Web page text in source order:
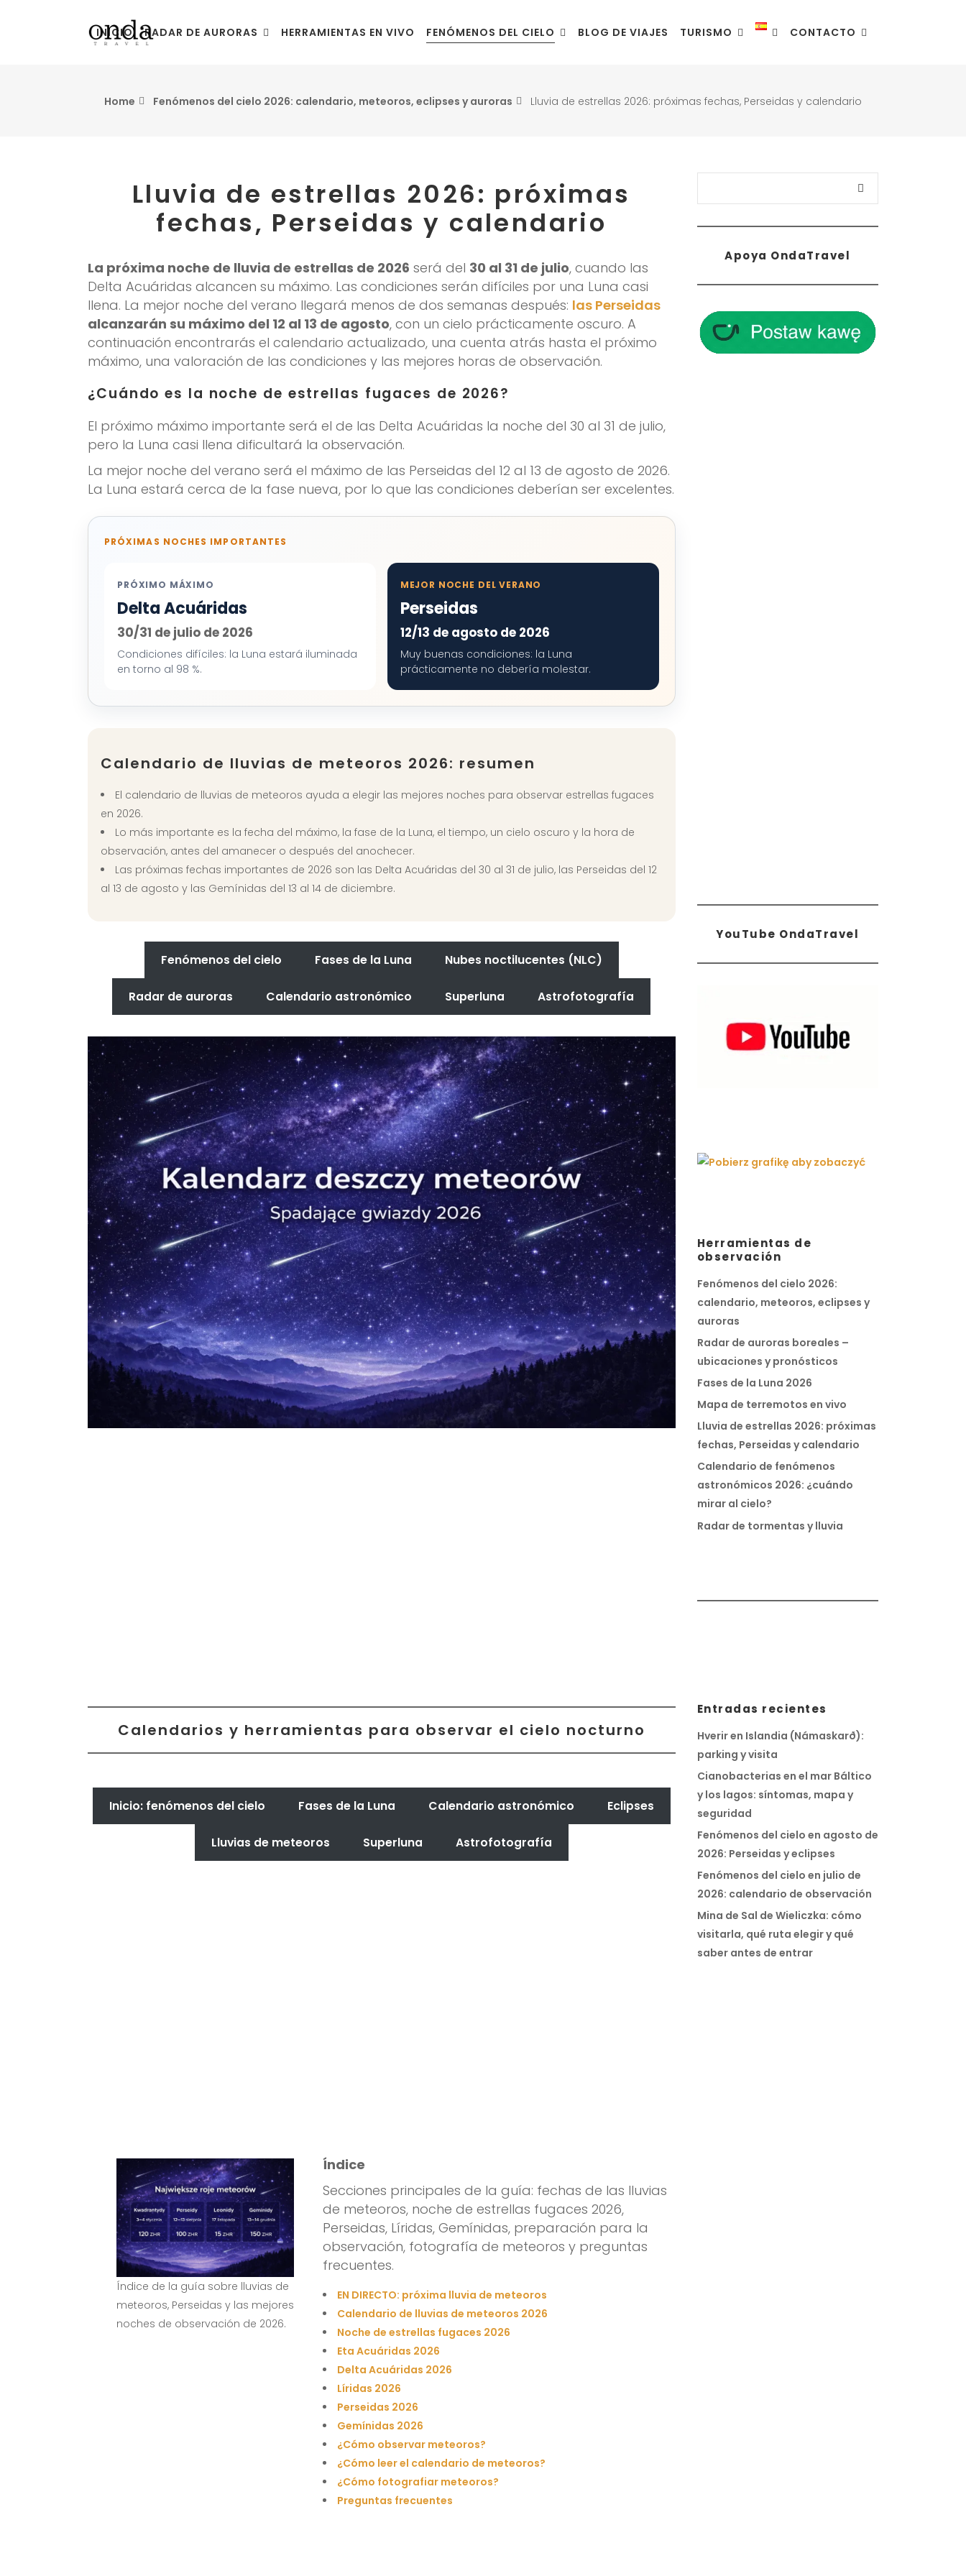
INICIO RADAR DE AURORAS HERRAMIENTAS EN VIVO FENÓMENOS DEL CIELO BLOG DE VIAJES TURISMO CONTACTO
Home Fenómenos del cielo 2026: calendario, meteoros, eclipses y auroras Lluvia de estrellas 2026: próximas fechas, Perseidas y calendario
Lluvia de estrellas 2026: próximas
fechas, Perseidas y calendario
La próxima noche de lluvia de estrellas de 2026 será del 30 al 31 de julio, cuando las
Delta Acuáridas alcancen su máximo. Las condiciones serán difíciles por una Luna casi
llena. La mejor noche del verano llegará menos de dos semanas después: las Perseidas
alcanzarán su máximo del 12 al 13 de agosto, con un cielo prácticamente oscuro. A
continuación encontrarás el calendario actualizado, una cuenta atrás hasta el próximo
máximo, una valoración de las condiciones y las mejores horas de observación.
¿Cuándo es la noche de estrellas fugaces de 2026?
El próximo máximo importante será el de las Delta Acuáridas la noche del 30 al 31 de julio,
pero la Luna casi llena dificultará la observación.
La mejor noche del verano será el máximo de las Perseidas del 12 al 13 de agosto de 2026.
La Luna estará cerca de la fase nueva, por lo que las condiciones deberían ser excelentes.
PRÓXIMAS NOCHES IMPORTANTES
PRÓXIMO MÁXIMO
Delta Acuáridas
30/31 de julio de 2026
Condiciones difíciles: la Luna estará iluminada
en torno al 98 %.
MEJOR NOCHE DEL VERANO
Perseidas
12/13 de agosto de 2026
Muy buenas condiciones: la Luna
prácticamente no debería molestar.
Calendario de lluvias de meteoros 2026: resumen
El calendario de lluvias de meteoros ayuda a elegir las mejores noches para observar estrellas fugaces
en 2026.
Lo más importante es la fecha del máximo, la fase de la Luna, el tiempo, un cielo oscuro y la hora de
observación, antes del amanecer o después del anochecer.
Las próximas fechas importantes de 2026 son las Delta Acuáridas del 30 al 31 de julio, las Perseidas del 12
al 13 de agosto y las Gemínidas del 13 al 14 de diciembre.
Fenómenos del cielo Fases de la Luna Nubes noctilucentes (NLC)
Radar de auroras Calendario astronómico Superluna Astrofotografía
Calendarios y herramientas para observar el cielo nocturno
Inicio: fenómenos del cielo Fases de la Luna Calendario astronómico Eclipses
Lluvias de meteoros Superluna Astrofotografía
Índice de la guía sobre lluvias de
meteoros, Perseidas y las mejores
noches de observación de 2026.
Índice
Secciones principales de la guía: fechas de las lluvias
de meteoros, noche de estrellas fugaces 2026,
Perseidas, Líridas, Gemínidas, preparación para la
observación, fotografía de meteoros y preguntas
frecuentes.
EN DIRECTO: próxima lluvia de meteoros
Calendario de lluvias de meteoros 2026
Noche de estrellas fugaces 2026
Eta Acuáridas 2026
Delta Acuáridas 2026
Líridas 2026
Perseidas 2026
Gemínidas 2026
¿Cómo observar meteoros?
¿Cómo leer el calendario de meteoros?
¿Cómo fotografiar meteoros?
Preguntas frecuentes
Apoya OndaTravel
YouTube OndaTravel
Herramientas de
observación
Fenómenos del cielo 2026:
calendario, meteoros, eclipses y
auroras
Radar de auroras boreales –
ubicaciones y pronósticos
Fases de la Luna 2026
Mapa de terremotos en vivo
Lluvia de estrellas 2026: próximas
fechas, Perseidas y calendario
Calendario de fenómenos
astronómicos 2026: ¿cuándo
mirar al cielo?
Radar de tormentas y lluvia
Entradas recientes
Hverir en Islandia (Námaskarð):
parking y visita
Cianobacterias en el mar Báltico
y los lagos: síntomas, mapa y
seguridad
Fenómenos del cielo en agosto de
2026: Perseidas y eclipses
Fenómenos del cielo en julio de
2026: calendario de observación
Mina de Sal de Wieliczka: cómo
visitarla, qué ruta elegir y qué
saber antes de entrar